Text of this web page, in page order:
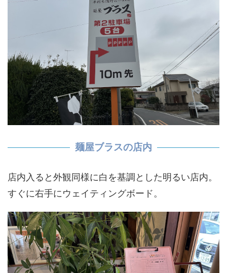
麺屋ブラスの店内
店内入ると外観同様に白を基調とした明るい店内。
すぐに右手にウェイティングボード。